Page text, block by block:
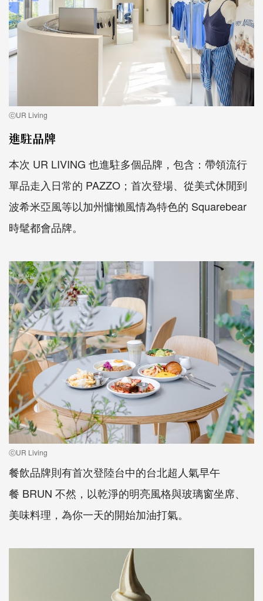
ⓒUR Living
進駐品牌
本次 UR LIVING 也進駐多個品牌，包含：帶領流行
單品走入日常的 PAZZO；首次登場、從美式休閒到
波希米亞風等以加州慵懶風情為特色的 Squarebear
時髦都會品牌。
ⓒUR Living
餐飲品牌則有首次登陸台中的台北超人氣早午
餐 BRUN 不然，以乾淨的明亮風格與玻璃窗坐席、
美味料理 ， 為你一天的開始加油打氣。